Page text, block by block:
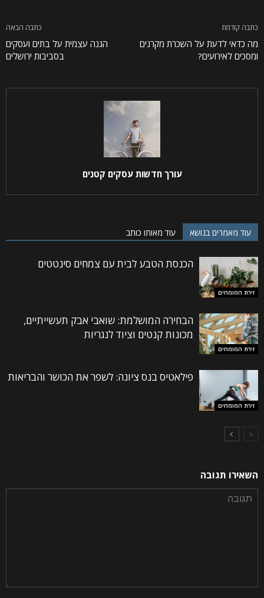
כתבה קודמת
מה כדאי לדעת על השכרת מקרנים
ומסכים לאירועים?
כתבה הבאה
הגנה עצמית על בתים ועסקים
בסביבות ירושלים
עורך חדשות עסקים קטנים
עוד מאמרים בנושא עוד מאותו כותב
זירת המומחים
הכנסת הטבע לבית עם צמחים סינטטים
זירת המומחים
הבחירה המושלמת: שואבי אבק תעשייתיים,
מכונות קנטים וציוד לנגריות
זירת המומחים
פילאטיס בנס ציונה: לשפר את הכושר והבריאות
השאירו תגובה